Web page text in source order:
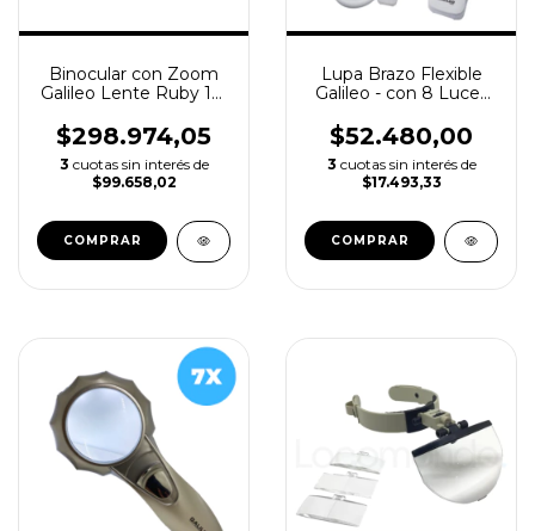
Binocular con Zoom
Galileo Lente Ruby 12-
$298.974,05
3 cuotas sin interés de
$99.658,02
COMPRAR
Lupa Brazo Flexible
Galileo - con 8 Luces
10x
$52.480,00
3 cuotas sin interés de
$17.493,33